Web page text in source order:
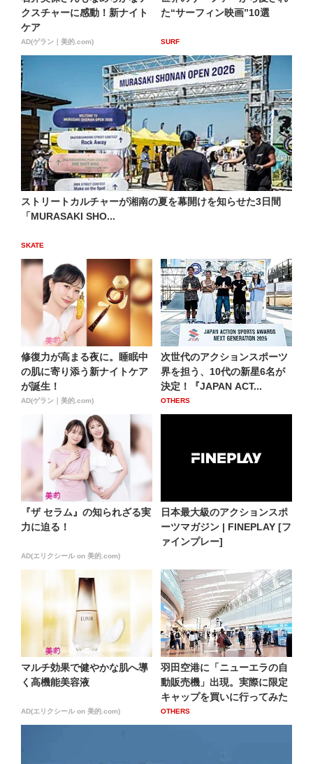
クスチャーに感動！新ナイト
ケア
AD(ゲラン｜美的.com)
た“サーフィン映画”10選
SURF
ストリートカルチャーが湘南の夏を幕開けを知らせた3日間
「MURASAKI SHO...
SKATE
修復力が高まる夜に。睡眠中
の肌に寄り添う新ナイトケア
が誕生！
AD(ゲラン｜美的.com)
次世代のアクションスポーツ
界を担う、10代の新星6名が
決定！『JAPAN ACT...
OTHERS
『ザ セラム』の知られざる実
力に迫る！
AD(エリクシール on 美的.com)
日本最大級のアクションスポ
ーツマガジン | FINEPLAY [フ
ァインプレー]
マルチ効果で健やかな肌へ導
く高機能美容液
AD(エリクシール on 美的.com)
羽田空港に「ニューエラの自
動販売機」出現。実際に限定
キャップを買いに行ってみた
OTHERS